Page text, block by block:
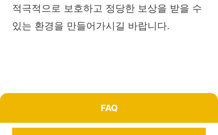
적극적으로 보호하고 정당한 보상을 받을 수
있는 환경을 만들어가시길 바랍니다.
FAQ